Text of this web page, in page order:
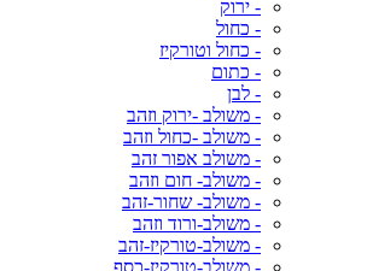
- ירוק
- כחול
- כחול וטורקיז
- כתום
- לבן
- משולב -ירוק וזהב
- משולב -כחול וזהב
- משולב אפור זהב
- משולב- חום וזהב
- משולב- שחור-זהב
- משולב-ורוד וזהב
- משולב-טורקיז-זהב
- משולב-טורקיז-כסף